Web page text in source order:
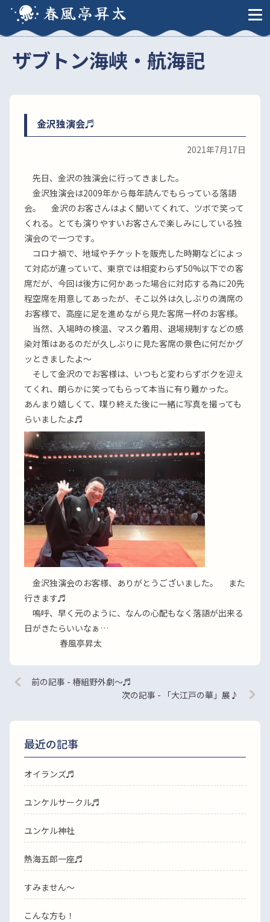
春風亭昇太
ザブトン海峡・航海記
金沢独演会♬
2021年7月17日
先日、金沢の独演会に行ってきました。
金沢独演会は2009年から毎年読んでもらっている落語
会。 金沢のお客さんはよく聞いてくれて、ツボで笑って
くれる。とても演りやすいお客さんで楽しみにしている独
演会ので一つです。
コロナ禍で、地域やチケットを販売した時期などによっ
て対応が違っていて、東京では相変わらず50%以下での客
席だが、今回は後方に何かあった場合に対応する為に20先
程空席を用意してあったが、そこ以外は久しぶりの満席の
お客様で、高座に足を進めながら見た客席一杯のお客様。
当然、入場時の検温、マスク着用、退場規制すなどの感
染対策はあるのだが久しぶりに見た客席の景色に何だかグ
ッときましたよ〜
そして金沢のでお客様は、いつもと変わらずボクを迎え
てくれ、朗らかに笑ってもらって本当に有り難かった。
あんまり嬉しくて、喋り終えた後に一緒に写真を撮っても
らいましたよ♬
金沢独演会のお客様、ありがとうございました。 また
行きます♬
嗚呼、早く元のように、なんの心配もなく落語が出来る
日がきたらいいなぁ…
春風亭昇太
前の記事 - 椿組野外劇〜♬
次の記事 - 「大江戸の華」展♪
最近の記事
オイランズ♬
ユンケルサークル♬
ユンケル神社
熱海五郎一座♬
すみません〜
こんな方も！